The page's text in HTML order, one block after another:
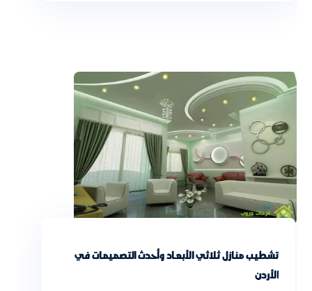
تشطيب منازل ثلاثي الأبعاد وأحدث التصميمات في
الأردن